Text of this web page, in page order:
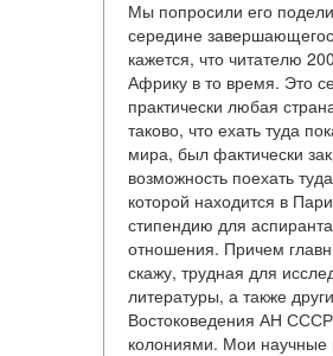
Мы попросили его
середине
кажется, что читателю
Африку в то время. Это
практически любая
таково, что ехать туда
мира, был фактически
возможность поехать
которой находится в
стипендию для
отношения. Причем
скажу, трудная для
литературы, а также
Востоковедения АН
колониями. Мои научные